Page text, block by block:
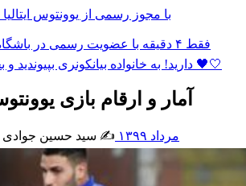
با مجوز رسمی از یوونتوس ایتالیا
دارید! به خانواده بیانکونری بپیوندید و بخشی از افتخار باشید 🖤🤍
آمار و ارقام بازی
۵ مرداد ۱۳۹۹ ✍️ سید حسین جوادی